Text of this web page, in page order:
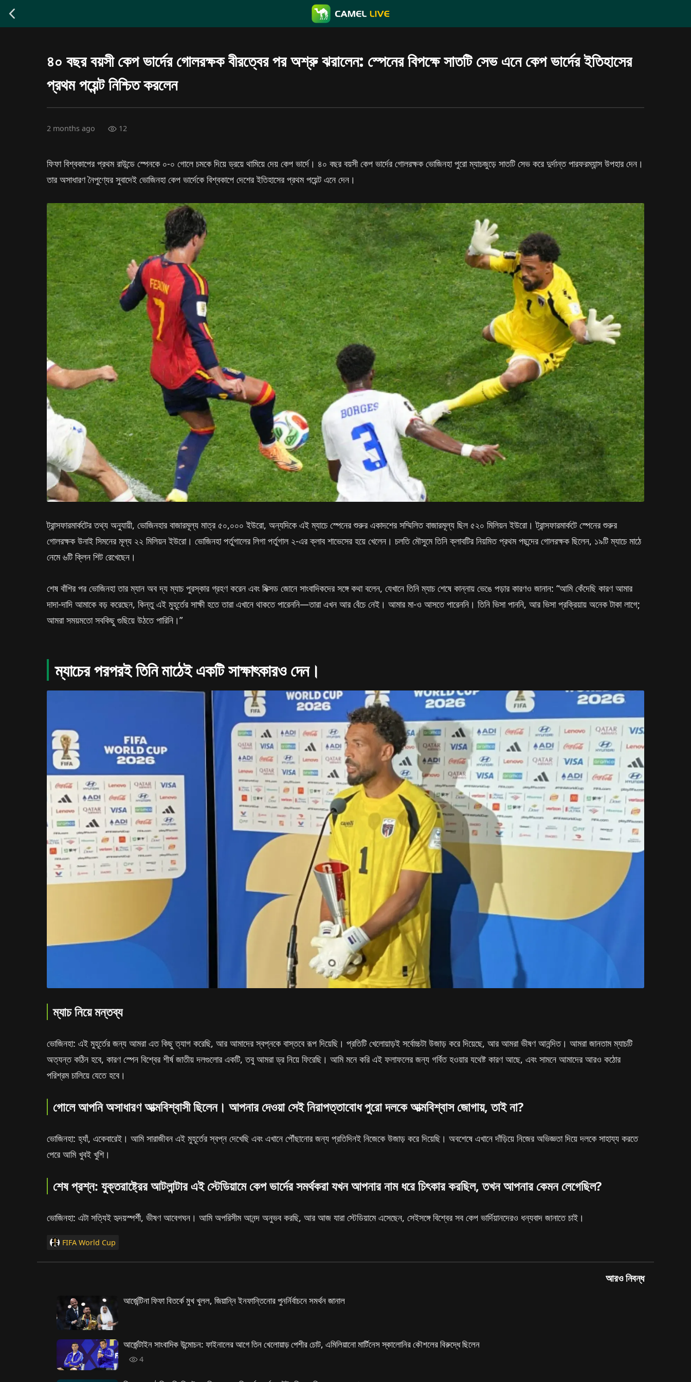
৪০ বছর বয়সী কেপ ভার্দের গোলরক্ষক বীরত্বের পর অশ্রু ঝরালেন: স্পেনের বিপক্ষে সাতটি সেভ এনে কেপ ভার্দের ইতিহাসের
প্রথম পয়েন্ট নিশ্চিত করলেন
2 months ago 12
ফিফা বিশ্বকাপের প্রথম রাউন্ডে স্পেনকে ০-০ গোলে চমকে দিয়ে ড্রয়ে থামিয়ে দেয় কেপ ভার্দে। ৪০ বছর বয়সী কেপ ভার্দের গোলরক্ষক ভোজিনহা পুরো ম্যাচজুড়ে সাতটি সেভ করে দুর্দান্ত পারফরম্যান্স উপহার দেন।
তার অসাধারণ নৈপুণ্যের সুবাদেই ভোজিনহা কেপ ভার্দেকে বিশ্বকাপে দেশের ইতিহাসের প্রথম পয়েন্ট এনে দেন।
ট্রান্সফারমার্কটের তথ্য অনুযায়ী, ভোজিনহার বাজারমূল্য মাত্র ৫০,০০০ ইউরো, অন্যদিকে এই ম্যাচে স্পেনের শুরুর একাদশের সম্মিলিত বাজারমূল্য ছিল ৫২০ মিলিয়ন ইউরো। ট্রান্সফারমার্কটে স্পেনের শুরুর
গোলরক্ষক উনাই সিমনের মূল্য ২২ মিলিয়ন ইউরো। ভোজিনহা পর্তুগালের লিগা পর্তুগাল ২-এর ক্লাব শাভেসের হয়ে খেলেন। চলতি মৌসুমে তিনি ক্লাবটির নিয়মিত প্রথম পছন্দের গোলরক্ষক ছিলেন, ১৯টি ম্যাচে মাঠে
নেমে ৬টি ক্লিন শিট রেখেছেন।
শেষ বাঁশির পর ভোজিনহা তার ম্যান অব দ্য ম্যাচ পুরস্কার গ্রহণ করেন এবং মিক্সড জোনে সাংবাদিকদের সঙ্গে কথা বলেন, যেখানে তিনি ম্যাচ শেষে কান্নায় ভেঙে পড়ার কারণও জানান: “আমি কেঁদেছি কারণ আমার
দাদা-দাদি আমাকে বড় করেছেন, কিন্তু এই মুহূর্তের সাক্ষী হতে তারা এখানে থাকতে পারেননি—তারা এখন আর বেঁচে নেই। আমার মা-ও আসতে পারেননি। তিনি ভিসা পাননি, আর ভিসা প্রক্রিয়ায় অনেক টাকা লাগে;
আমরা সময়মতো সবকিছু গুছিয়ে উঠতে পারিনি।”
ম্যাচের পরপরই তিনি মাঠেই একটি সাক্ষাৎকারও দেন।
ম্যাচ নিয়ে মন্তব্য
ভোজিনহা: এই মুহূর্তের জন্য আমরা এত কিছু ত্যাগ করেছি, আর আমাদের স্বপ্নকে বাস্তবে রূপ দিয়েছি। প্রতিটি খেলোয়াড়ই সর্বোচ্চটা উজাড় করে দিয়েছে, আর আমরা ভীষণ আনন্দিত। আমরা জানতাম ম্যাচটি
অত্যন্ত কঠিন হবে, কারণ স্পেন বিশ্বের শীর্ষ জাতীয় দলগুলোর একটি, তবু আমরা ড্র নিয়ে ফিরেছি। আমি মনে করি এই ফলাফলের জন্য গর্বিত হওয়ার যথেষ্ট কারণ আছে, এবং সামনে আমাদের আরও কঠোর
পরিশ্রম চালিয়ে যেতে হবে।
গোলে আপনি অসাধারণ আত্মবিশ্বাসী ছিলেন। আপনার দেওয়া সেই নিরাপত্তাবোধ পুরো দলকে আত্মবিশ্বাস জোগায়, তাই না?
ভোজিনহা: হ্যাঁ, একেবারেই। আমি সারাজীবন এই মুহূর্তের স্বপ্ন দেখেছি এবং এখানে পৌঁছানোর জন্য প্রতিদিনই নিজেকে উজাড় করে দিয়েছি। অবশেষে এখানে দাঁড়িয়ে নিজের অভিজ্ঞতা দিয়ে দলকে সাহায্য করতে
পেরে আমি খুবই খুশি।
শেষ প্রশ্ন: যুক্তরাষ্ট্রের আটলান্টার এই স্টেডিয়ামে কেপ ভার্দের সমর্থকরা যখন আপনার নাম ধরে চিৎকার করছিল, তখন আপনার কেমন লেগেছিল?
ভোজিনহা: এটা সত্যিই হৃদয়স্পর্শী, ভীষণ আবেগঘন। আমি অপরিসীম আনন্দ অনুভব করছি, আর আজ যারা স্টেডিয়ামে এসেছেন, সেইসঙ্গে বিশ্বের সব কেপ ভার্দিয়ানদেরও ধন্যবাদ জানাতে চাই।
FIFA World Cup
আরও নিবন্ধ
আর্জেন্টিনা ফিফা বিতর্কে মুখ খুলল, জিয়ান্নি ইনফান্তিনোর পুনর্নির্বাচনে সমর্থন জানাল
আর্জেন্টাইন সাংবাদিক উন্মোচন: ফাইনালের আগে তিন খেলোয়াড় পেশীর চোট, এমিলিয়ানো মার্টিনেস স্কালোনির কৌশলের বিরুদ্ধে ছিলেন
4